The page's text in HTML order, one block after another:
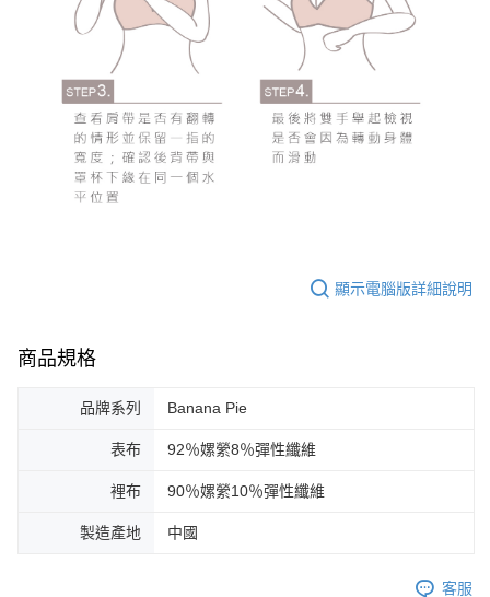
顯示電腦版詳細說明
商品規格
品牌系列 Banana Pie
表布 92％嫘縈8％彈性纖維
裡布 90％嫘縈10％彈性纖維
製造產地 中國
客服